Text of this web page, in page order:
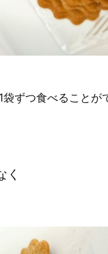
ずつ食べることが
く